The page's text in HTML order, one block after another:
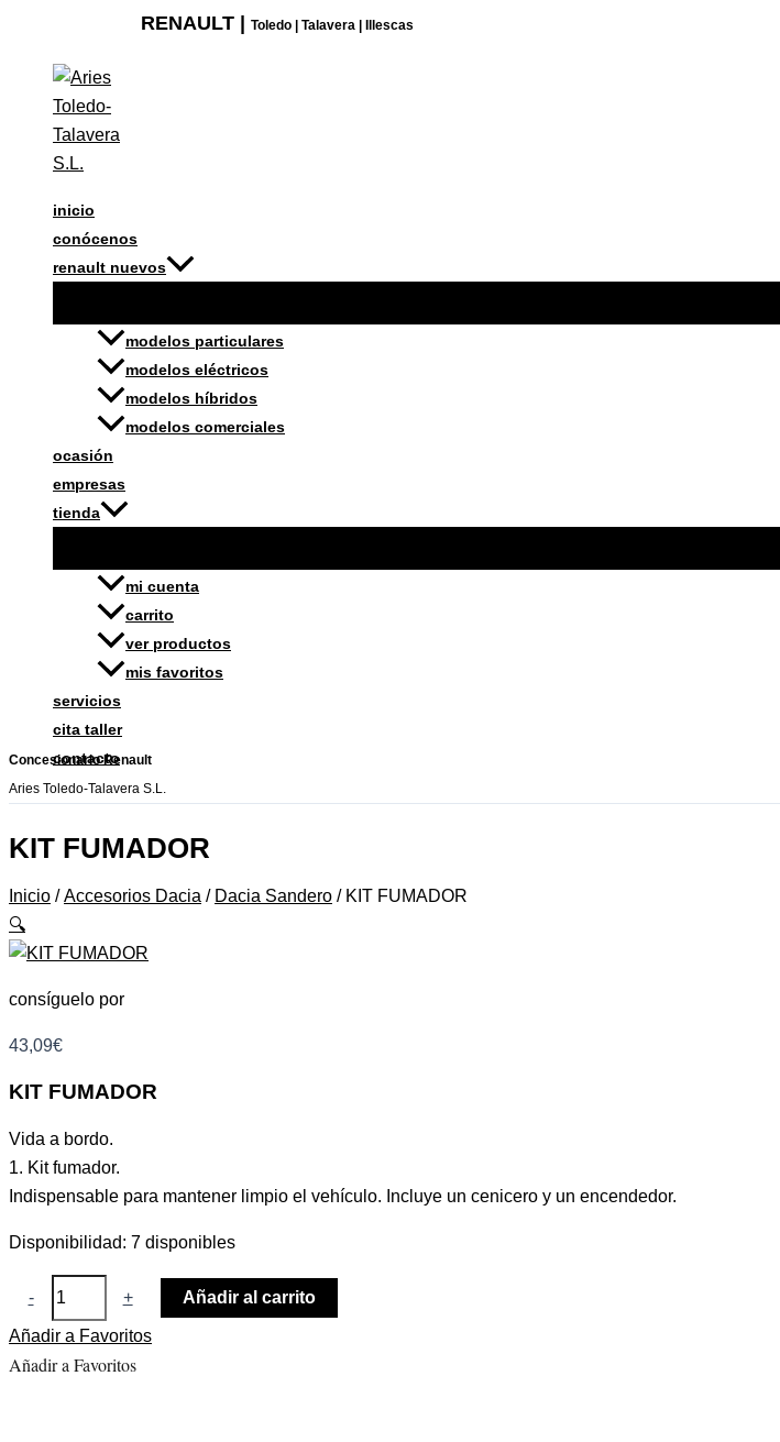
contenido
RENAULT | Toledo | Talavera | Illescas
inicio
conócenos
renault nuevos
modelos particulares
modelos eléctricos
modelos híbridos
modelos comerciales
ocasión
empresas
tienda
mi cuenta
carrito
ver productos
mis favoritos
servicios
cita taller
contacto
Concesionario Renault
Aries Toledo-Talavera S.L.
KIT FUMADOR
Inicio /Accesorios Dacia / Dacia Sandero / KIT FUMADOR
🔍
consíguelo por
43,09€
KIT FUMADOR
Vida a bordo.
1. Kit fumador.
Indispensable para mantener limpio el vehículo. Incluye un cenicero y un encendedor.
Disponibilidad: 7 disponibles
-
cantidad
+ Añadir al carrito
Añadir a Favoritos
Añadir a Favoritos